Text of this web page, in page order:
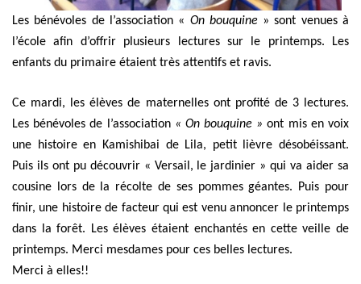
Les bénévoles de l’association « On bouquine» sont venues à
l’école afin d’offrir plusieurs lectures sur le printemps. Les
enfants du primaire étaient très attentifs et ravis.
Ce mardi, les élèves de maternelles ont profité de 3 lectures.
Les bénévoles de l’association « On bouquine » ont mis en voix
une histoire en Kamishibai de Lila, petit lièvre désobéissant.
Puis ils ont pu découvrir « Versail, le jardinier » qui va aider sa
cousine lors de la récolte de ses pommes géantes. Puis pour
finir, une histoire de facteur qui est venu annoncer le printemps
dans la forêt. Les élèves étaient enchantés en cette veille de
printemps. Merci mesdames pour ces belles lectures.
Merci à elles!!